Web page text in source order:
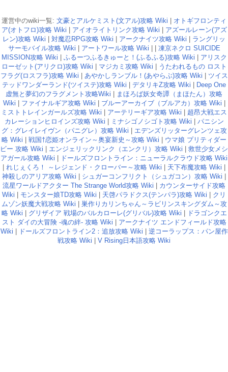
運営中のwiki一覧: 文豪とアルケミスト(文アル)攻略 Wiki
オトギフロンティ
ア(オトフロ)攻略 Wiki
アイオライトリンク攻略 Wiki
アズールレーン(アズ
レン)攻略 Wiki
対魔忍RPG攻略 Wiki アークナイツ攻略 Wiki
ラングリッ
サーモバイル攻略 Wiki
アートワール攻略 Wiki
凍京ネクロ SUICIDE
MISSION攻略 Wiki
ふるーつふるきゅーと！(ふるふる)攻略 Wiki
アリスク
ローゼット(アリクロ)攻略 Wiki
マジカミ攻略 Wiki
うたわれるもの ロスト
フラグ(ロスフラ)攻略 Wiki
あやかしランブル！(あやらぶ)攻略 Wiki
ツイス
テッドワンダーランド(ツイステ)攻略 Wiki
デタリキZ攻略 Wiki
Deep One
虚無と夢幻のフラグメント攻略Wiki
まほろば妖女奇譚（まほたん）攻略
Wiki
ファイナルギア攻略 Wiki ブルーアーカイブ（ブルアカ）攻略 Wiki
ミストトレインガールズ攻略 Wiki
アーテリーギア攻略 Wiki
超昂大戦エス
カレーションヒロインズ攻略 Wiki
ミナシゴノシゴト攻略 Wiki
パニシン
グ：グレイレイヴン（パニグレ）攻略 Wiki
エデンズリッターグレンツェ攻
略 Wiki
戦国†恋姫オンライン～奥宴新史～攻略 Wiki
ウマ娘 プリティダー
ビー 攻略 Wiki
エンジェリックリンク（エンクリ）攻略 Wiki
救世少女メシ
アガール攻略 Wiki
ドールズフロントライン：ニューラルクラウド攻略 Wiki
れじぇくろ！ ～レジェンド・クローバー～攻略 Wiki 天下布魔攻略 Wiki
神殺しのアリア攻略 Wiki
シュガーコンフリクト（シュガコン）攻略 Wiki
流星ワールドアクター The Strange World攻略 Wiki
カウンターサイド攻略
Wiki
モンスター娘TD攻略 Wiki 天啓パラドクス(テンパラ)攻略 Wiki
クリ
ムゾン妖魔大戦攻略 Wiki
巣作りカリンちゃん～ラビリンスキングダム～攻
略 Wiki
グリザイア 戦場のバルカローレ(グリバル)攻略 Wiki
ドラゴンクエ
スト ダイの大冒険 -魂の絆- 攻略 Wiki
アークナイツ エンドフィールド攻略
Wiki
ドールズフロントライン2：追放攻略 Wiki
逆コーラップス：パン屋作
戦攻略 Wiki
V Rising日本語攻略 Wiki